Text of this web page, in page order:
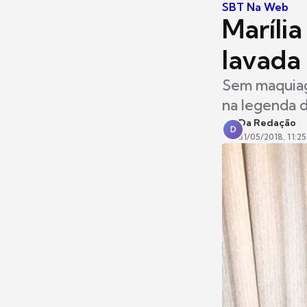
SBT Na Web
lavada
Sem
na legenda
D
Da Redação
31/05/2018, 11:25